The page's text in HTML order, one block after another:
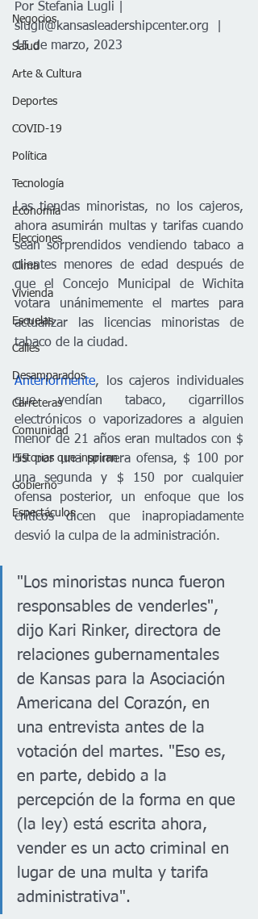
Negocios
Salud
Arte & Cultura
Deportes
COVID-19
Política
Tecnología
Economía
Elecciones
Clima
Vivienda
Escuelas
Calles
Desamparados
Carreteras
Comunidad
Historias que inspiran
Gobierno
Espectáculos
Por Stefania Lugli |
slugli@kansasleadershipcenter.org  |
15 de marzo, 2023
Las tiendas minoristas, no los cajeros,
ahora asumirán multas y tarifas cuando
sean sorprendidos vendiendo tabaco a
clientes menores de edad después de
que el Concejo Municipal de Wichita
votara unánimemente el martes para
actualizar las licencias minoristas de
tabaco de la ciudad.
Anteriormente, los cajeros individuales
que vendían tabaco, cigarrillos
electrónicos o vaporizadores a alguien
menor de 21 años eran multados con $
55 por una primera ofensa, $ 100 por
una segunda y $ 150 por cualquier
ofensa posterior, un enfoque que los
críticos dicen que inapropiadamente
desvió la culpa de la administración.
"Los minoristas nunca fueron
responsables de venderles",
dijo Kari Rinker, directora de
relaciones gubernamentales
de Kansas para la Asociación
Americana del Corazón, en
una entrevista antes de la
votación del martes. "Eso es,
en parte, debido a la
percepción de la forma en que
(la ley) está escrita ahora,
vender es un acto criminal en
lugar de una multa y tarifa
administrativa".